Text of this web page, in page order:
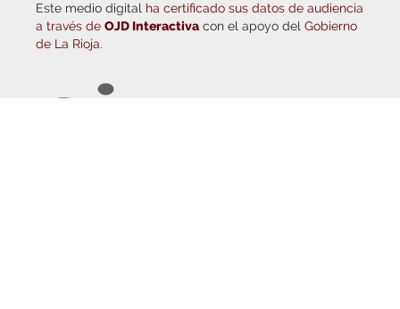
Este medio digital ha certificado sus datos de audiencia
a través de OJD Interactiva con el apoyo del Gobierno
de La Rioja.